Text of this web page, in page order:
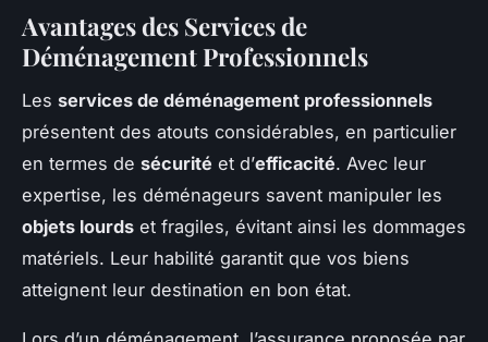
Avantages des Services de
Déménagement Professionnels
Les services de déménagement professionnels
présentent des atouts considérables, en particulier
en termes de sécurité et d’efficacité. Avec leur
expertise, les déménageurs savent manipuler les
objets lourds et fragiles, évitant ainsi les dommages
matériels. Leur habilité garantit que vos biens
atteignent leur destination en bon état.